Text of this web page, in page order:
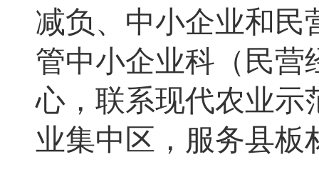
减负、中小企业和民
管中小企业科（民营
心 ， 联系现代农业示
业集中区，服务县板